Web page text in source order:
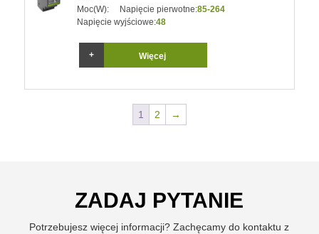
Moc(W): Napięcie pierwotne:85-264
Napięcie wyjściowe:48
Więcej
1 2 →
ZADAJ PYTANIE
Potrzebujesz więcej informacji? Zachęcamy do kontaktu z